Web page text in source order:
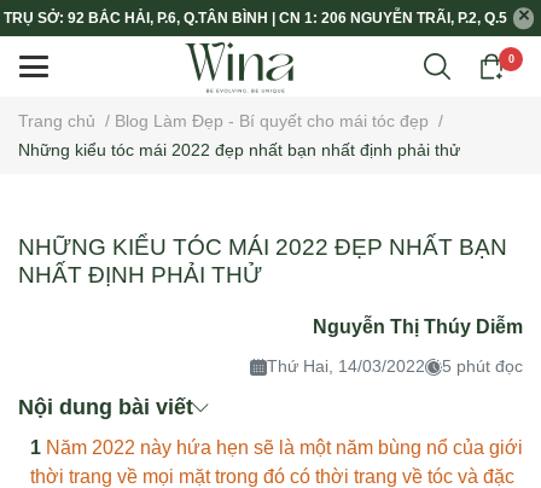
TRỤ SỞ: 92 BẮC HẢI, P.6, Q.TÂN BÌNH | CN 1: 206 NGUYỄN TRÃI, P.2, Q.5
0
Trang chủ / Blog Làm Đẹp - Bí quyết cho mái tóc đẹp /
Những kiểu tóc mái 2022 đẹp nhất bạn nhất định phải thử
NHỮNG KIỂU TÓC MÁI 2022 ĐẸP NHẤT BẠN
NHẤT ĐỊNH PHẢI THỬ
Nguyễn Thị Thúy Diễm
Thứ Hai, 14/03/2022 5 phút đọc
Nội dung bài viết
Năm 2022 này hứa hẹn sẽ là một năm bùng nổ của giới
thời trang về mọi mặt trong đó có thời trang về tóc và đặc